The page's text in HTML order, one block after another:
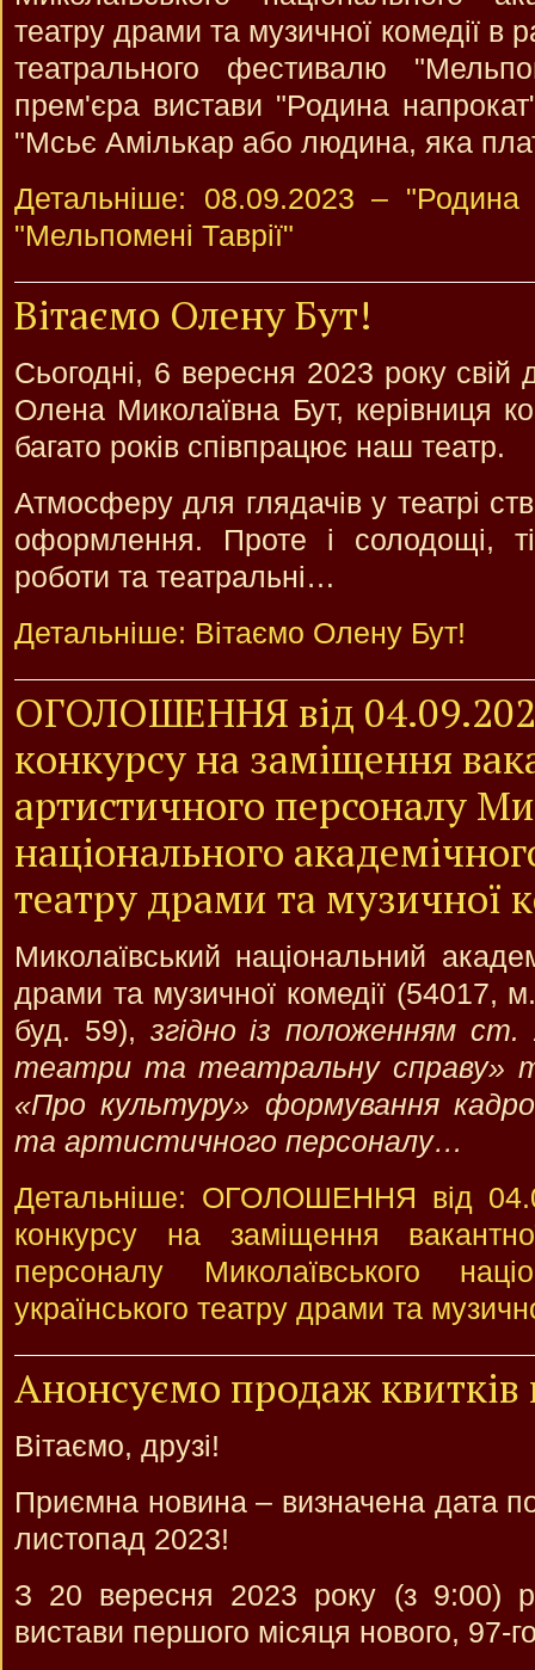
театру драми та музичної комедії в
театрального фестивалю
прем'єра вистави "Родина
"Мсьє Амількар або людина, яка
Детальніше: 08.09.2023 – "Родина
"Мельпомені Таврії"
Вітаємо Олену Бут!
Сьогодні, 6 вересня 2023 року свій
Олена Миколаївна Бут, керівниця
багато років співпрацює наш театр.
Атмосферу для глядачів у театрі
оформлення. Проте і солодощі,
роботи та театральні…
Детальніше: Вітаємо Олену Бут!
ОГОЛОШЕННЯ від
конкурсу на заміщення
артистичного персоналу
національного
театру драми та музичної
Миколаївський національний
драми та музичної комедії (54017,
буд. 59), згідно із положенням
театри та театральну справу»
«Про культуру» формування
та артистичного персоналу…
Детальніше: ОГОЛОШЕННЯ від
конкурсу на заміщення
персоналу Миколаївського
українського театру драми та
Анонсуємо продаж квитків
Вітаємо, друзі!
Приємна новина – визначена дата
листопад 2023!
З 20 вересня 2023 року (з 9:00)
вистави першого місяця нового, 97-